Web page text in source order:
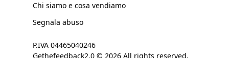
Chi siamo e cosa vendiamo
Segnala abuso
P.IVA 04465040246
Gethefeedback2.0 © 2026 All rights reserved.